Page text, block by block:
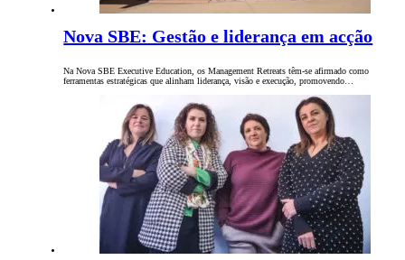
Nova SBE: Gestão e liderança em acção
Na Nova SBE Executive Education, os Management Retreats têm-se afirmado como
ferramentas estratégicas que alinham liderança, visão e execução, promovendo…